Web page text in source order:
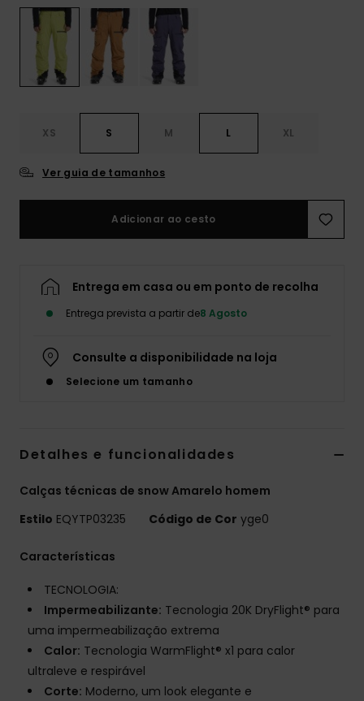
XS S M L XL
Ver guia de tamanhos
Adicionar ao cesto
Entrega em casa ou em ponto de recolha
Entrega prevista a partir de8 Agosto
Consulte a disponibilidade na loja
Selecione um tamanho
Detalhes e funcionalidades
Calças técnicas de snow Amarelo homem
Estilo EQYTP03235 Código de Cor yge0
Características
TECNOLOGIA:
Impermeabilizante: Tecnologia 20K DryFlight® para
uma impermeabilização extrema
Calor: Tecnologia WarmFlight® x1 para calor
ultraleve e respirável
Corte: Moderno, um look elegante e